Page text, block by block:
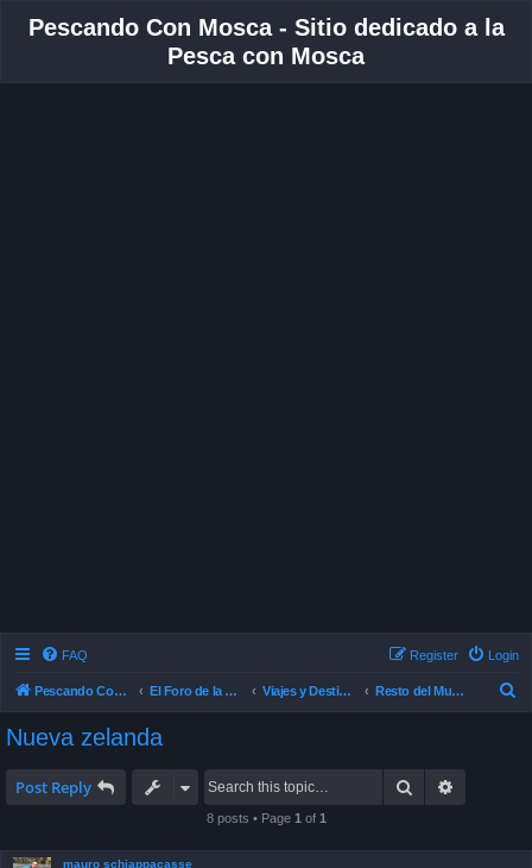
Pescando Con Mosca - Sitio dedicado a la
Pesca con Mosca
FAQ Login
Register
Pescando Con Mosca El Foro de la Pesca con Mosca en Chile Viajes y Destinos de Pesca Resto del Mundo
Nueva zelanda
Post Reply Search
8 posts • Page 1 of 1
mauro schiappacasse